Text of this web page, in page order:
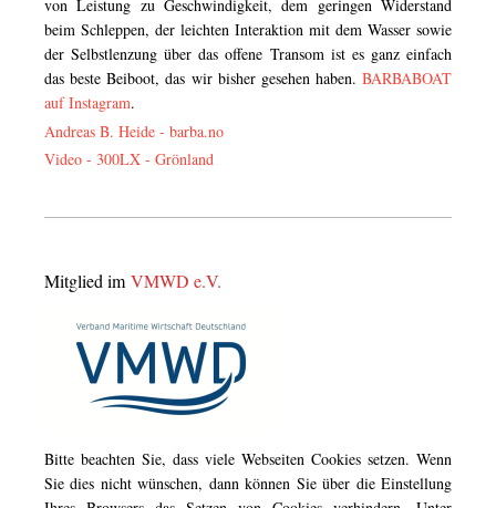
von Leistung zu Geschwindigkeit, dem geringen Widerstand
beim Schleppen, der leichten Interaktion mit dem Wasser sowie
der Selbstlenzung über das offene Transom ist es ganz einfach
das beste Beiboot, das wir bisher gesehen haben. BARBABOAT
auf Instagram.
Andreas B. Heide - barba.no
Video - 300LX - Grönland
Mitglied im VMWD e.V.
Bitte beachten Sie, dass viele Webseiten Cookies setzen. Wenn
Sie dies nicht wünschen, dann können Sie über die Einstellung